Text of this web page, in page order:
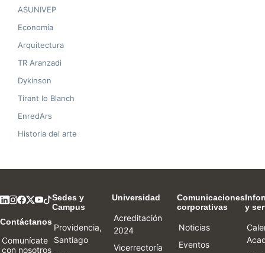
ASUNIVEP
Economía
Arquitectura
TR Aranzadi
Dykinson
Tirant lo Blanch
EnredArs
Historia del arte
Contáctanos
Comunícate
con nosotros
Sedes y
Campus
Providencia,
Santiago
Universidad
Acreditación
2024
Vicerrectoría
Comunicaciones
corporativas
Noticias
Eventos
y